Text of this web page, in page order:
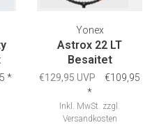
*
Yonex
Astrox 22 LT
Besaitet
€129,95 UVP
€109,95
*
Inkl. MwSt. zzgl.
Versandkosten